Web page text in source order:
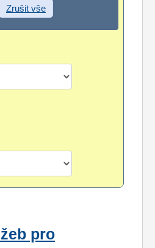
Zrušit vše
pro